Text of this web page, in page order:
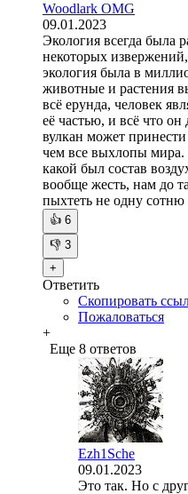
Woodlark OMG
09.01.2023
Экология всегда была
некоторых
экология была в
животные и растения
всё ерунда, человек
её частью, и всё что
вулкан может
чем все выхлопы мира.
какой был состав
вообще жесть, нам до
пыхтеть не одну сотню
👍 6
👎 3
+
Ответить
Скопировать
Пожаловаться
+
Еще 8 ответов
Ezh1Sche
09.01.2023
Это так. Но с